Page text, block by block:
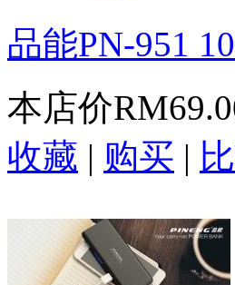
品能PN-951
本店价
收藏 | 购买 |